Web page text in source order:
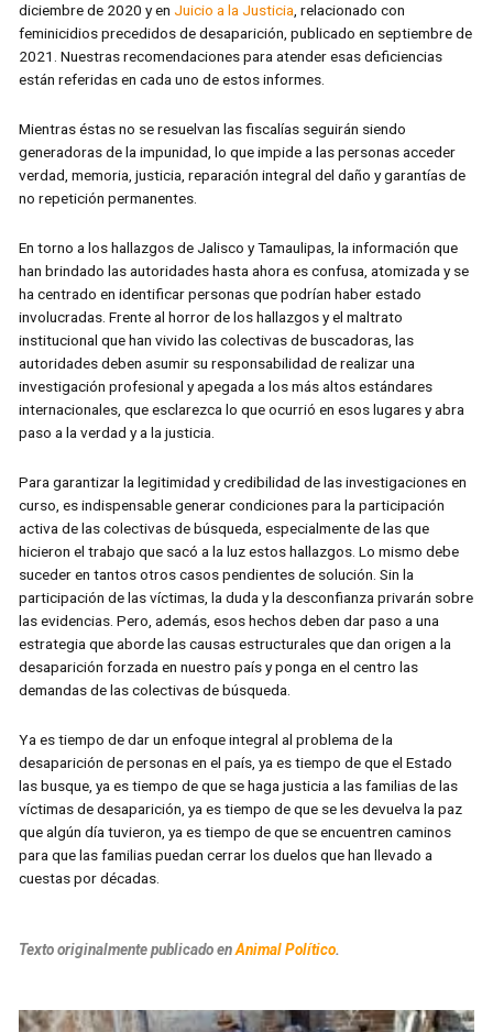
diciembre de 2020 y enJuicio a la Justicia, relacionado con
feminicidios precedidos de desaparición, publicado en septiembre de
2021. Nuestras recomendaciones para atender esas deficiencias
están referidas en cada uno de estos informes.
Mientras éstas no se resuelvan las fiscalías seguirán siendo
generadoras de la impunidad, lo que impide a las personas acceder
verdad, memoria, justicia, reparación integral del daño y garantías de
no repetición permanentes.
En torno a los hallazgos de Jalisco y Tamaulipas, la información que
han brindado las autoridades hasta ahora es confusa, atomizada y se
ha centrado en identificar personas que podrían haber estado
involucradas. Frente al horror de los hallazgos y el maltrato
institucional que han vivido las colectivas de buscadoras, las
autoridades deben asumir su responsabilidad de realizar una
investigación profesional y apegada a los más altos estándares
internacionales, que esclarezca lo que ocurrió en esos lugares y abra
paso a la verdad y a la justicia.
Para garantizar la legitimidad y credibilidad de las investigaciones en
curso, es indispensable generar condiciones para la participación
activa de las colectivas de búsqueda, especialmente de las que
hicieron el trabajo que sacó a la luz estos hallazgos. Lo mismo debe
suceder en tantos otros casos pendientes de solución. Sin la
participación de las víctimas, la duda y la desconfianza privarán sobre
las evidencias. Pero, además, esos hechos deben dar paso a una
estrategia que aborde las causas estructurales que dan origen a la
desaparición forzada en nuestro país y ponga en el centro las
demandas de las colectivas de búsqueda.
Ya es tiempo de dar un enfoque integral al problema de la
desaparición de personas en el país, ya es tiempo de que el Estado
las busque, ya es tiempo de que se haga justicia a las familias de las
víctimas de desaparición, ya es tiempo de que se les devuelva la paz
que algún día tuvieron, ya es tiempo de que se encuentren caminos
para que las familias puedan cerrar los duelos que han llevado a
cuestas por décadas.
Texto originalmente publicado enAnimal Político.